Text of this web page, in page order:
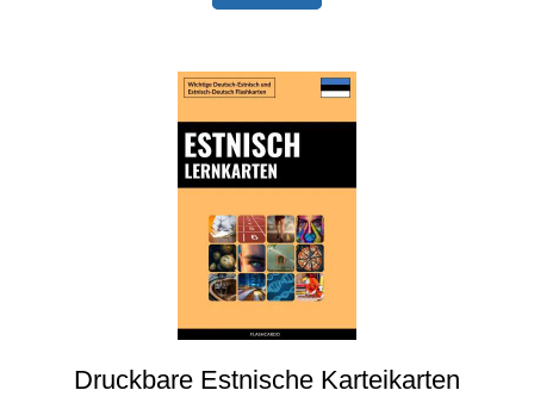
Druckbare Estnische Karteikarten